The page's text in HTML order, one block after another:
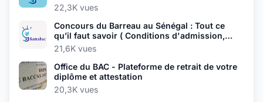
22,3K vues
Concours du Barreau au Sénégal : Tout ce
qu’il faut savoir ( Conditions d'admission,
Épreuves, Dates et inscriptions...)
21,6K vues
Office du BAC - Plateforme de retrait de votre
diplôme et attestation
20,3K vues